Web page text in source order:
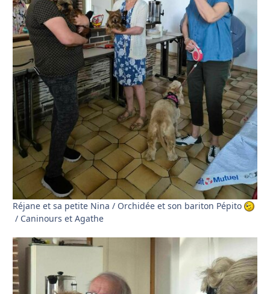
Réjane et sa petite Nina / Orchidée et son bariton Pépito
/ Caninours et Agathe